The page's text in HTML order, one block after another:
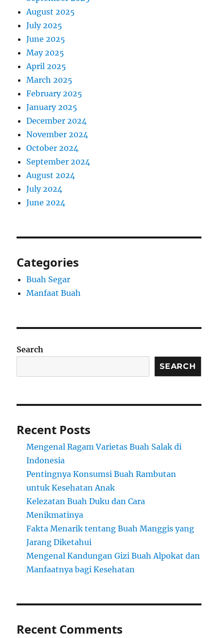
August 2025
July 2025
June 2025
May 2025
April 2025
March 2025
February 2025
January 2025
December 2024
November 2024
October 2024
September 2024
August 2024
July 2024
June 2024
Categories
Buah Segar
Manfaat Buah
Search
SEARCH
Recent Posts
Mengenal Ragam Varietas Buah Salak di
Indonesia
Pentingnya Konsumsi Buah Rambutan
untuk Kesehatan Anak
Kelezatan Buah Duku dan Cara
Menikmatinya
Fakta Menarik tentang Buah Manggis yang
Jarang Diketahui
Mengenal Kandungan Gizi Buah Alpokat dan
Manfaatnya bagi Kesehatan
Recent Comments